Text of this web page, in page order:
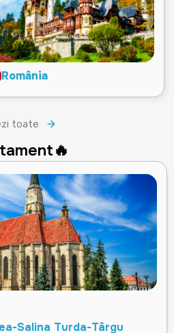
România
toate
Salina Turda-Târgu